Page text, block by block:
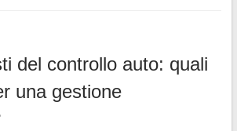
del controllo auto: quali
una gestione